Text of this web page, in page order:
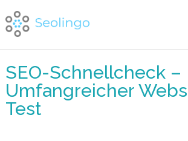
SEO-Schnellcheck –
Umfangreicher
Test